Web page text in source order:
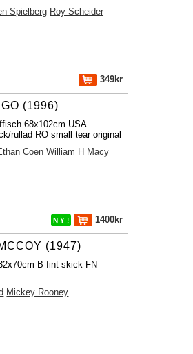
Spielberg Roy Scheider
349kr
(1996)
68x102cm USA
rullad RO small tear original
Coen William H Macy
N Y ! 1400kr
(1947)
B fint skick FN
Mickey Rooney